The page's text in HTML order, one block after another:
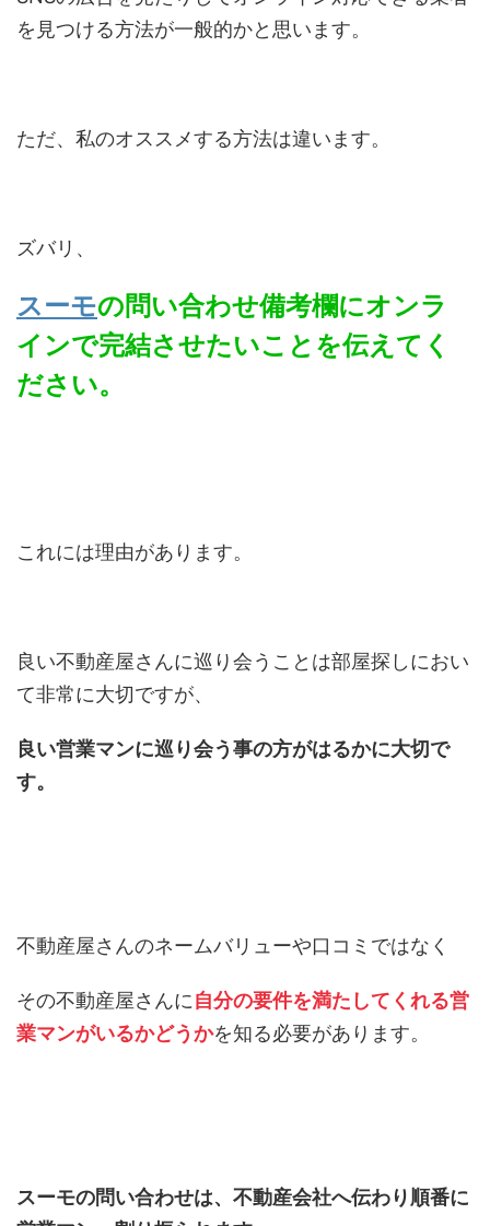
を見つける方法が一般的かと思います。
ただ、私のオススメする方法は違います。
ズバリ、
スーモの問い合わせ備考欄にオンラ
インで完結させたいことを伝えてく
ださい。
これには理由があります。
良い不動産屋さんに巡り会うことは部屋探しにおい
て非常に大切ですが、
良い営業マンに巡り会う事の方がはるかに大切で
す。
不動産屋さんのネームバリューや口コミではなく
その不動産屋さんに自分の要件を満たしてくれる営
業マンがいるかどうかを知る必要があります。
スーモの問い合わせは、不動産会社へ伝わり順番に